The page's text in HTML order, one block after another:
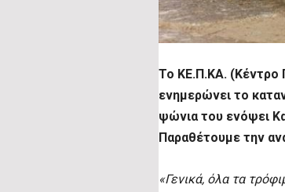
Το ΚΕ.Π.ΚΑ. (Κέντρο
ενημερώνει το
ψώνια του ενόψει
Παραθέτουμε την
«Γενικά, όλα τα